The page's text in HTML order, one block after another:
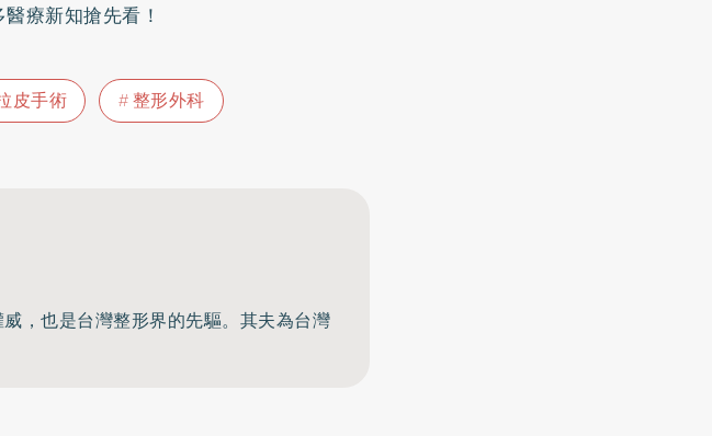
醫療新知搶先看！
皮手術 整形外科
，也是台灣整形界的先驅。其夫為台灣